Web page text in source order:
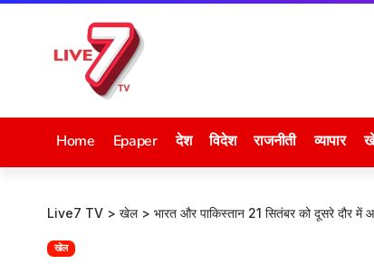
Home Epaper देश विदेश राजनीती व्यापार
Live7 TV > खेल> भारत और पाकिस्तान 21 सितंबर को दूसरे दौर में
खेल